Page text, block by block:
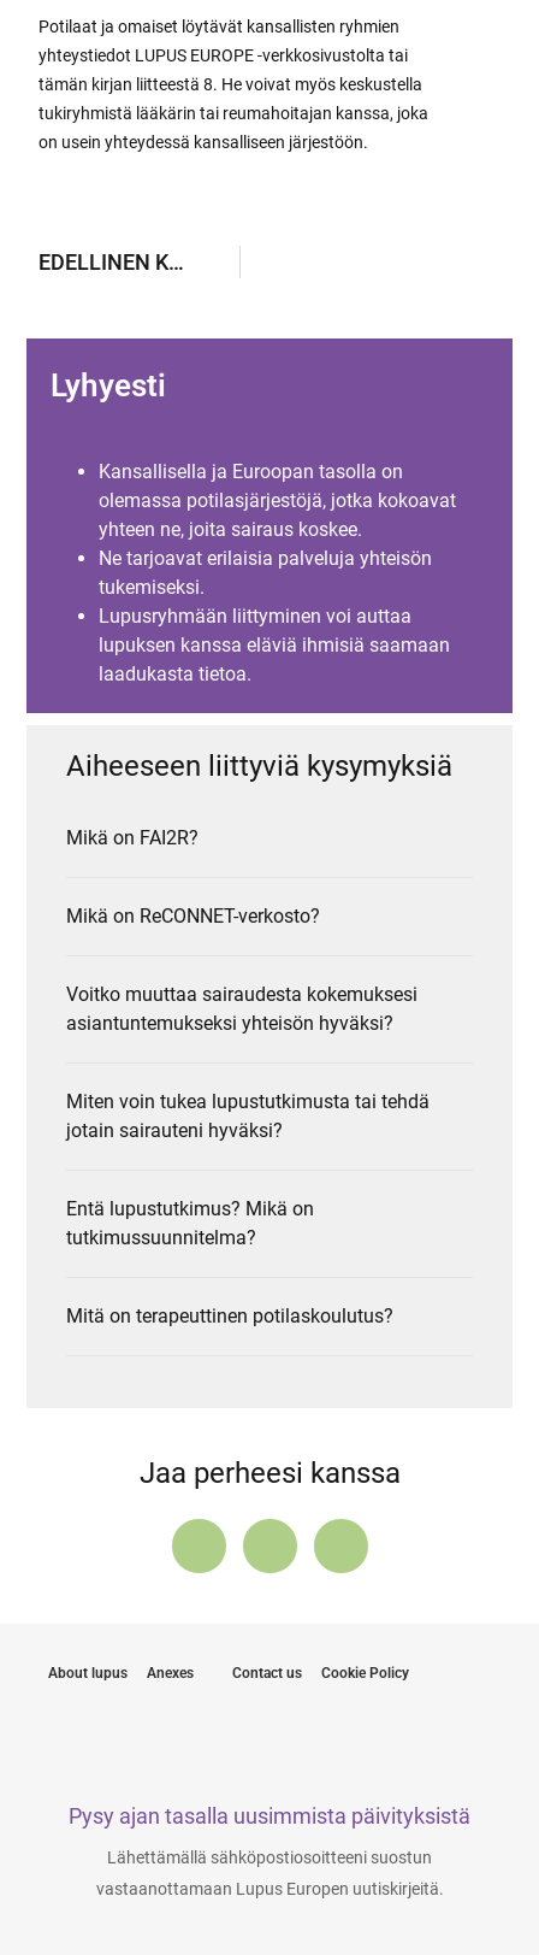
Potilaat ja omaiset löytävät kansallisten ryhmien
yhteystiedot LUPUS EUROPE -verkkosivustolta tai
tämän kirjan liitteestä 8. He voivat myös keskustella
tukiryhmistä lääkärin tai reumahoitajan kanssa, joka
on usein yhteydessä kansalliseen järjestöön.
EDELLINEN KYSYMYS
Lyhyesti
Kansallisella ja Euroopan tasolla on
olemassa potilasjärjestöjä, jotka kokoavat
yhteen ne, joita sairaus koskee.
Ne tarjoavat erilaisia palveluja yhteisön
tukemiseksi.
Lupusryhmään liittyminen voi auttaa
lupuksen kanssa eläviä ihmisiä saamaan
laadukasta tietoa.
Aiheeseen liittyviä kysymyksiä
Mikä on FAI2R?
Mikä on ReCONNET-verkosto?
Voitko muuttaa sairaudesta kokemuksesi
asiantuntemukseksi yhteisön hyväksi?
Miten voin tukea lupustutkimusta tai tehdä
jotain sairauteni hyväksi?
Entä lupustutkimus? Mikä on
tutkimussuunnitelma?
Mitä on terapeuttinen potilaskoulutus?
Jaa perheesi kanssa
About lupus Anexes Contact us Cookie Policy
Pysy ajan tasalla uusimmista päivityksistä
Lähettämällä sähköpostiosoitteeni suostun
vastaanottamaan Lupus Europen uutiskirjeitä.